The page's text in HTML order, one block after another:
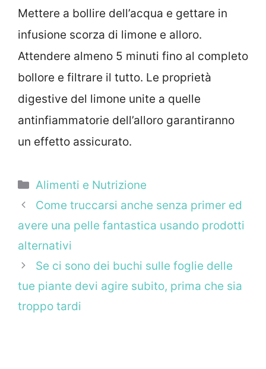
Mettere a bollire dell’acqua e gettare in
infusione scorza di limone e alloro.
Attendere almeno 5 minuti fino al completo
bollore e filtrare il tutto. Le proprietà
digestive del limone unite a quelle
antinfiammatorie dell’alloro garantiranno
un effetto assicurato.
Categorie
Alimenti e Nutrizione
Come truccarsi anche senza primer ed
avere una pelle fantastica usando prodotti
alternativi
Se ci sono dei buchi sulle foglie delle
tue piante devi agire subito, prima che sia
troppo tardi